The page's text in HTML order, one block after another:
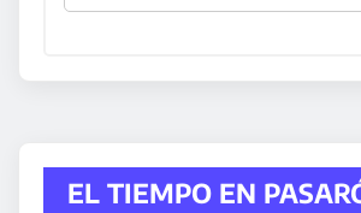
EL TIEMPO EN